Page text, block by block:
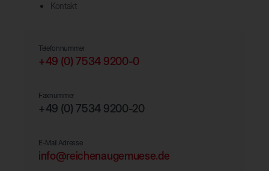
Kontakt
Telefonnummer
+49 (0) 7534 9200-0
Faxnummer
+49 (0) 7534 9200-20
E-Mail Adresse
info@reichenaugemuese.de